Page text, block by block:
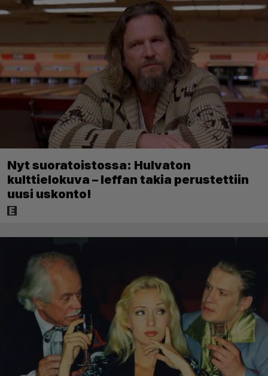
Nyt suoratoistossa: Hulvaton
kulttielokuva – leffan takia perustettiin
uusi uskonto!